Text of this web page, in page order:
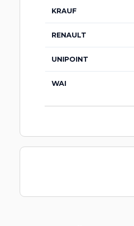
KRAUF
RENAULT
UNIPOINT
WAI